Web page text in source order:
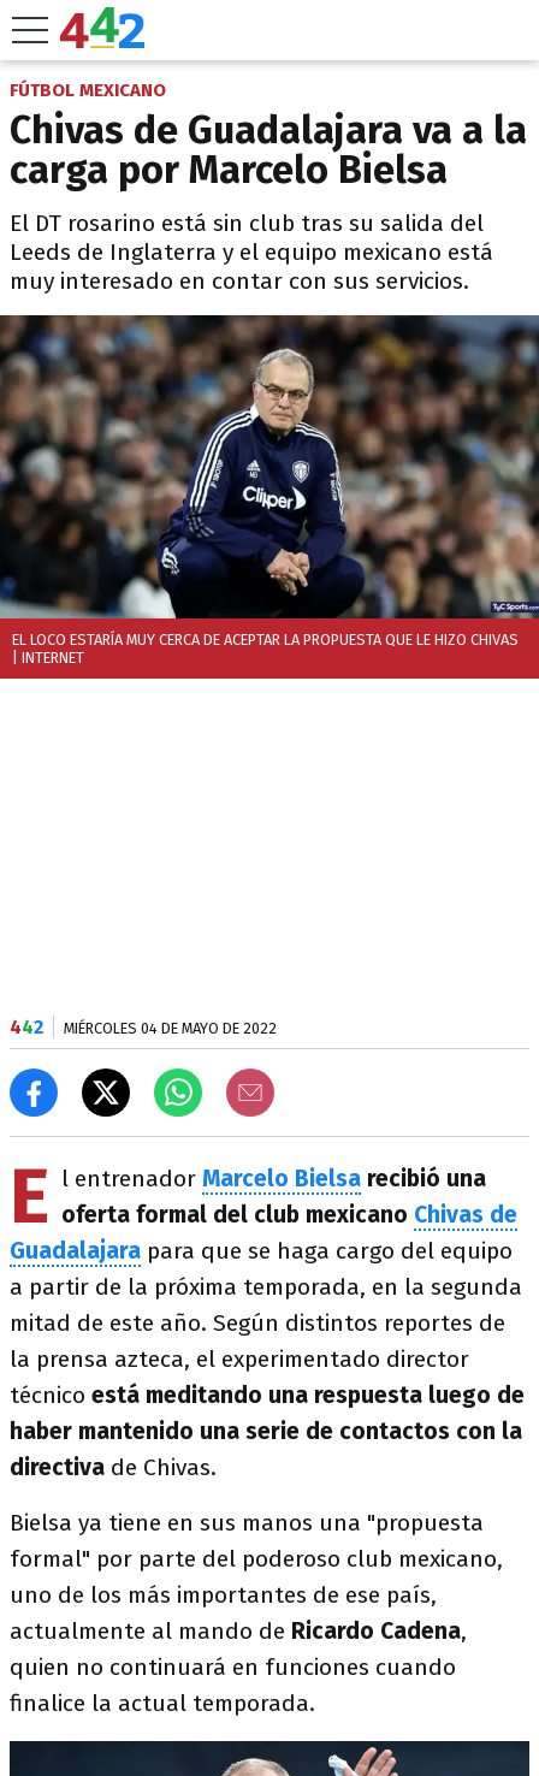
FÚTBOL MEXICANO
Chivas de Guadalajara va a la
carga por Marcelo Bielsa
El DT rosarino está sin club tras su salida del
Leeds de Inglaterra y el equipo mexicano está
muy interesado en contar con sus servicios.
EL LOCO ESTARÍA MUY CERCA DE ACEPTAR LA PROPUESTA QUE LE HIZO CHIVAS
| INTERNET
442 MIÉRCOLES 04 DE MAYO DE 2022
E l entrenador Marcelo Bielsa recibió una
oferta formal del club mexicano Chivas de
Guadalajara para que se haga cargo del equipo
a partir de la próxima temporada, en la segunda
mitad de este año. Según distintos reportes de
la prensa azteca, el experimentado director
técnico está meditando una respuesta luego de
haber mantenido una serie de contactos con la
directiva de Chivas.
Bielsa ya tiene en sus manos una "propuesta
formal" por parte del poderoso club mexicano,
uno de los más importantes de ese país,
actualmente al mando de Ricardo Cadena,
quien no continuará en funciones cuando
finalice la actual temporada.